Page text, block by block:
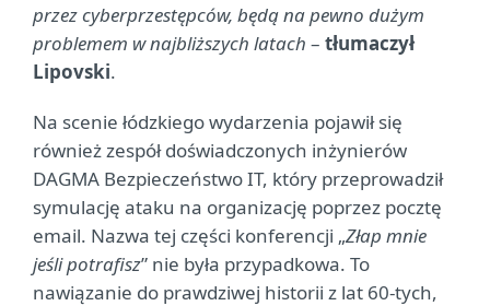
przez cyberprzestępców, będą na pewno dużym
problemem w najbliższych latach – tłumaczył
Lipovski.
Na scenie łódzkiego wydarzenia pojawił się
również zespół doświadczonych inżynierów
DAGMA Bezpieczeństwo IT, który przeprowadził
symulację ataku na organizację poprzez pocztę
email. Nazwa tej części konferencji „Złap mnie
jeśli potrafisz” nie była przypadkowa. To
nawiązanie do prawdziwej historii z lat 60-tych,